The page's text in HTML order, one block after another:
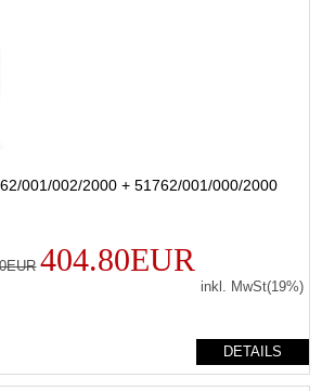
001/002/2000 + 51762/001/000/2000
404.80EUR
inkl. MwSt(19%)
DETAILS